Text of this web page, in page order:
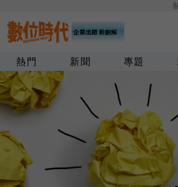
熱門 新聞 專題